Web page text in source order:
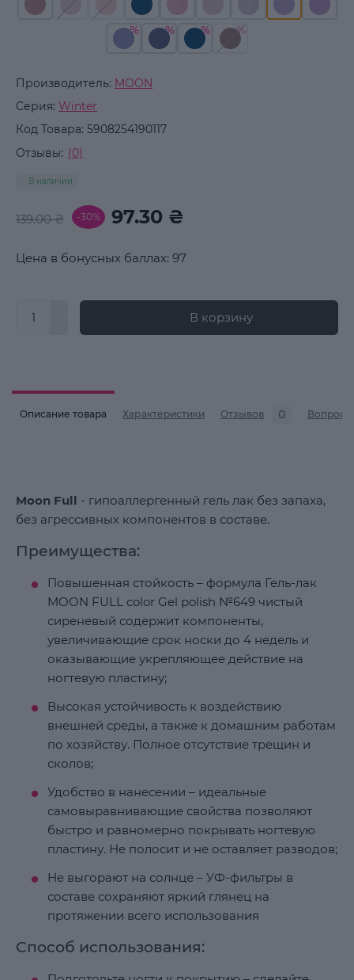
Производитель: MOON
Серия: Winter
Код Товара: 5908254190117
Отзывы: (0)
В наличии
139.00 ₴ -30% 97.30 ₴
Цена в бонусных баллах: 97
В корзину
Описание товара Характеристики Отзывов 0 Вопросы
Moon Full - гипоаллергенный гель лак без запаха,
без агрессивных компонентов в составе.
Преимущества:
Повышенная стойкость – формула Гель-лак
MOON FULL color Gel polish №649 чистый
сиреневый содержит компоненты,
увеличивающие срок носки до 4 недель и
оказывающие укрепляющее действие на
ногтевую пластину;
Высокая устойчивость к воздействию
внешней среды, а также к домашним работам
по хозяйству. Полное отсутствие трещин и
сколов;
Удобство в нанесении – идеальные
самовыравнивающие свойства позволяют
быстро и равномерно покрывать ногтевую
пластину. Не полосит и не оставляет разводов;
Не выгорают на солнце – УФ-фильтры в
составе сохраняют яркий глянец на
протяжении всего использования
Способ использования: